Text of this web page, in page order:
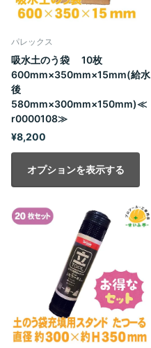
パレックス
吸水土のう袋 10枚
600mm×350mm×15mm(給水
後
580mm×300mm×150mm)≪
r0000108≫
¥8,200
オプションを表示する